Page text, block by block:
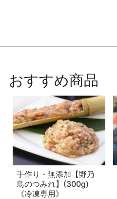
おすすめ商品
手作り・無添加【野乃
鳥のつみれ】(300g)
《冷凍専用》